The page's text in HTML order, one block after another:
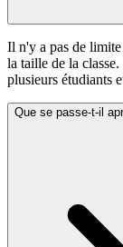
Il n'y a pas de
la taille de la
plusieurs étudiants
Que se passe-t-il